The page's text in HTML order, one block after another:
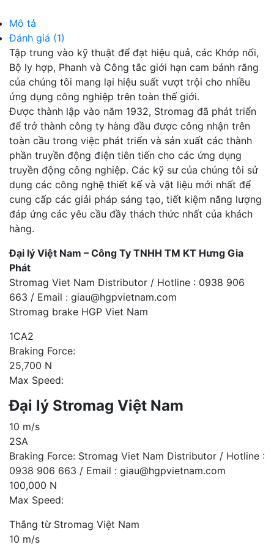
Mô tả
Đánh giá (1)
Tập trung vào kỹ thuật để đạt hiệu quả, các Khớp nối,
Bộ ly hợp, Phanh và Công tắc giới hạn cam bánh răng
của chúng tôi mang lại hiệu suất vượt trội cho nhiều
ứng dụng công nghiệp trên toàn thế giới.
Được thành lập vào năm 1932, Stromag đã phát triển
để trở thành công ty hàng đầu được công nhận trên
toàn cầu trong việc phát triển và sản xuất các thành
phần truyền động điện tiên tiến cho các ứng dụng
truyền động công nghiệp. Các kỹ sư của chúng tôi sử
dụng các công nghệ thiết kế và vật liệu mới nhất để
cung cấp các giải pháp sáng tạo, tiết kiệm năng lượng
đáp ứng các yêu cầu đầy thách thức nhất của khách
hàng.
Đại lý Việt Nam – Công Ty TNHH TM KT Hưng Gia
Phát
Stromag Viet Nam Distributor / Hotline : 0938 906
663 / Email : giau@hgpvietnam.com
Stromag brake HGP Viet Nam
1CA2
Braking Force:
25,700 N
Max Speed:
Đại lý Stromag Việt Nam
10 m/s
2SA
Braking Force: Stromag Viet Nam Distributor / Hotline :
0938 906 663 / Email : giau@hgpvietnam.com
100,000 N
Max Speed:
Thắng từ Stromag Việt Nam
10 m/s